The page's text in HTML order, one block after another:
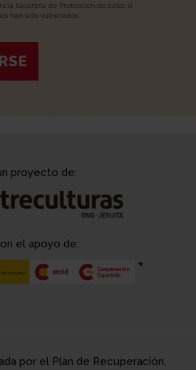
Española de Protección de datos si
han sido vulnerados.
proyecto de:
el apoyo de:
por el Plan de Recuperación,